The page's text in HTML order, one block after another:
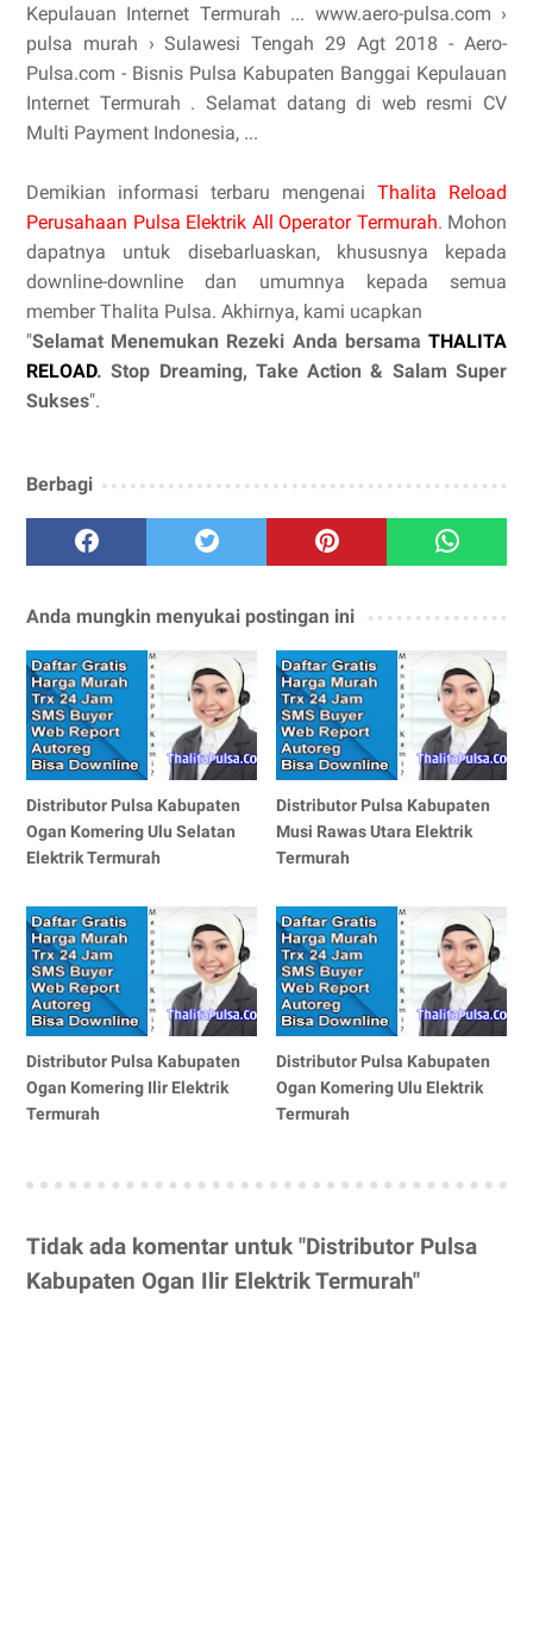
Kepulauan Internet Termurah ... www.aero-pulsa.com ›
pulsa murah › Sulawesi Tengah 29 Agt 2018 - Aero-
Pulsa.com - Bisnis Pulsa Kabupaten Banggai Kepulauan
Internet Termurah . Selamat datang di web resmi CV
Multi Payment Indonesia, ...
Demikian informasi terbaru mengenai Thalita Reload
Perusahaan Pulsa Elektrik All Operator Termurah. Mohon
dapatnya untuk disebarluaskan, khususnya kepada
downline-downline dan umumnya kepada semua
member Thalita Pulsa. Akhirnya, kami ucapkan
"Selamat Menemukan Rezeki Anda bersama THALITA
RELOAD. Stop Dreaming, Take Action & Salam Super
Sukses".
Berbagi
Anda mungkin menyukai postingan ini
Distributor Pulsa Kabupaten
Ogan Komering Ulu Selatan
Elektrik Termurah
Distributor Pulsa Kabupaten
Musi Rawas Utara Elektrik
Termurah
Distributor Pulsa Kabupaten
Ogan Komering Ilir Elektrik
Termurah
Distributor Pulsa Kabupaten
Ogan Komering Ulu Elektrik
Termurah
Tidak ada komentar untuk "Distributor Pulsa
Kabupaten Ogan Ilir Elektrik Termurah"